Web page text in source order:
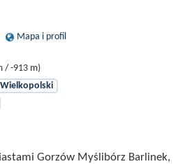
Mapa i profil
/ -913 m)
Gorzów Myślibórz Barlinek,